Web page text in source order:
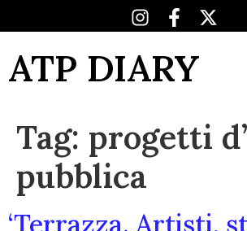
ATP DIARY
Tag: progetti
pubblica
‘Terrazza. Artisti,